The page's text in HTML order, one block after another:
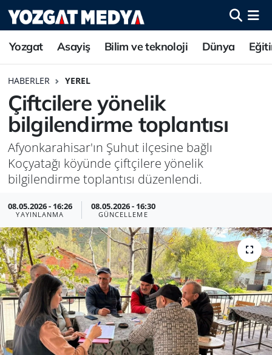
Yozgat Asayiş Bilim ve teknoloji Dünya
HABERLER YEREL
Çiftcilere yönelik
bilgilendirme toplantısı
Afyonkarahisar'ın Şuhut ilçesine bağlı
Koçyatağı köyünde çiftçilere yönelik
bilgilendirme toplantısı düzenlendi.
08.05.2026 - 16:26
YAYINLANMA
08.05.2026 - 16:30
GÜNCELLEME